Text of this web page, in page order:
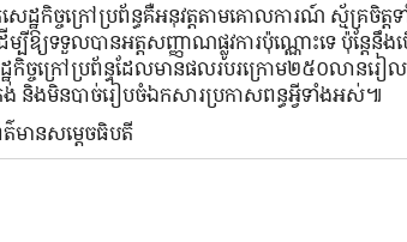
សេដ្ឋកិច្ចក្រៅប្រព័ន្ធគឺអនុវត្តតាមគោលការណ៍ ស្ម័គ្រចិត្
បីឱ្យទទួលបានអត្តសញ្ញាណផ្លូវការប៉ុណ្ណោះទេ ប៉ុន្តែនឹង
ដ្ឋកិច្ចក្រៅប្រព័ន្ធ​ដែលមានផលរបរក្រោម២៥០លានរ
តង់ និងមិនបាច់រៀបចំឯកសារប្រកាសពន្ធអ្វីទាំងអស់៕
មានសម្តេចធិបតី